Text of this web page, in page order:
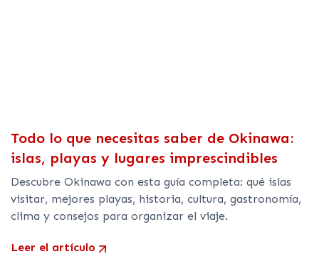
Todo lo que necesitas saber de Okinawa:
islas, playas y lugares imprescindibles
Descubre Okinawa con esta guía completa: qué islas
visitar, mejores playas, historia, cultura, gastronomía,
clima y consejos para organizar el viaje.
Leer el artículo